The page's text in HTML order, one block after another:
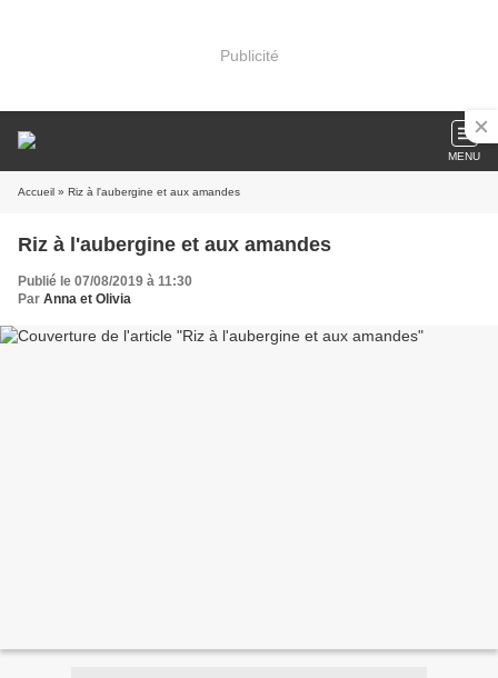
Publicité
MENU
Accueil » Riz à l'aubergine et aux amandes
Riz à l'aubergine et aux amandes
Publié le 07/08/2019 à 11:30
Par Anna et Olivia